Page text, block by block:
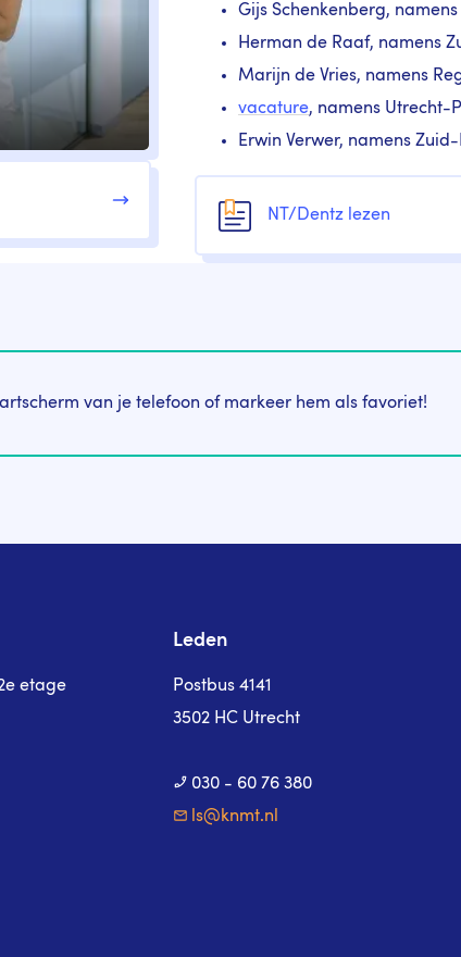
Gijs Schenkenberg,
Herman de Raaf, namens
Marijn de Vries, namens
vacature, namens Utrecht-
Erwin Verwer, namens
tegelIcon Link
NT/Dentz lezen
van je telefoon of markeer hem als favoriet!
etage
Leden
Postbus 4141
3502 HC Utrecht
030 - 60 76 380
ls@knmt.nl